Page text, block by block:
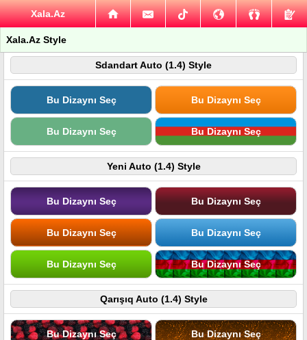
Xala.Az
Xala.Az Style
Sdandart Auto (1.4) Style
Bu Dizaynı Seç Bu Dizaynı Seç
Bu Dizaynı Seç Bu Dizaynı Seç
Yeni Auto (1.4) Style
Bu Dizaynı Seç Bu Dizaynı Seç
Bu Dizaynı Seç Bu Dizaynı Seç
Bu Dizaynı Seç Bu Dizaynı Seç
Qarışıq Auto (1.4) Style
Bu Dizaynı Seç Bu Dizaynı Seç